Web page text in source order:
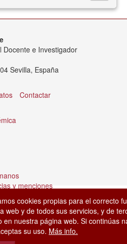
Docente e Investigador
Sevilla, España
Contactar
y menciones
cookies propias para el correcto
web y de todos sus servicios, y de
en nuestra página web. Si continúas
su uso. Más info.